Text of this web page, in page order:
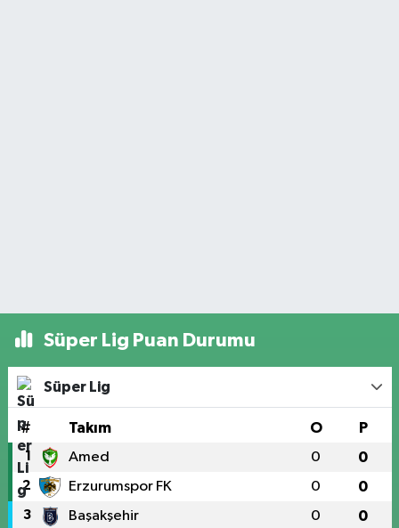
Süper Lig Puan Durumu
Süper Lig
# Takım O P
1 Amed 0 0
2 Erzurumspor FK 0 0
3 Başakşehir 0 0